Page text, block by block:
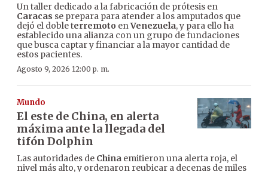
Un taller dedicado a la fabricación de prótesis en
Caracas se prepara para atender a los amputados que
dejó el doble terremoto enVenezuela, y para ello ha
establecido una alianza con un grupo de fundaciones
que busca captar y financiar a la mayor cantidad de
estos pacientes.
Agosto 9, 2026 12:00 p. m.
Mundo
El este de China, en alerta
máxima ante la llegada del
tifón Dolphin
Las autoridades de China emitieron una alerta roja, el
nivel más alto, y ordenaron reubicar a decenas de miles